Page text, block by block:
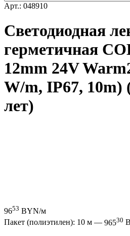
Арт.: 048910
Светодиодная
герметичная
12mm 24V
W/m, IP67, 10m)
лет)
9653 BYN/м
Пакет (полиэтилен): 10 м — 96530